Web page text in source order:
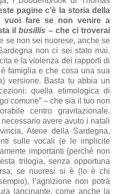
pagine c’è la storia della
vuoi fare se non venire a
ilbusillis – che ci troverai
se non sei nuorese, anche se
non ci sei stato mai.
e la violenza dei rapporti di
famiglia e che cosa una sua
versione. Basta tu abbia un
quella etimologica di
comune” – che sia il tuo non
centro gravitazionale.
avere avuto i natali
Atene della Sardegna,
sulle vocali (e le implicite
importanti (perché non
trilogia, senza opportuna
se nuoresi si è (lo è chi
l’agnizione non potrà
lancinante, come anche la